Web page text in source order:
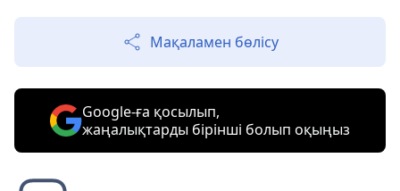
Мақаламен бөлісу
Google-ға қосылып,
жаңалықтарды бірінші болып оқыңыз